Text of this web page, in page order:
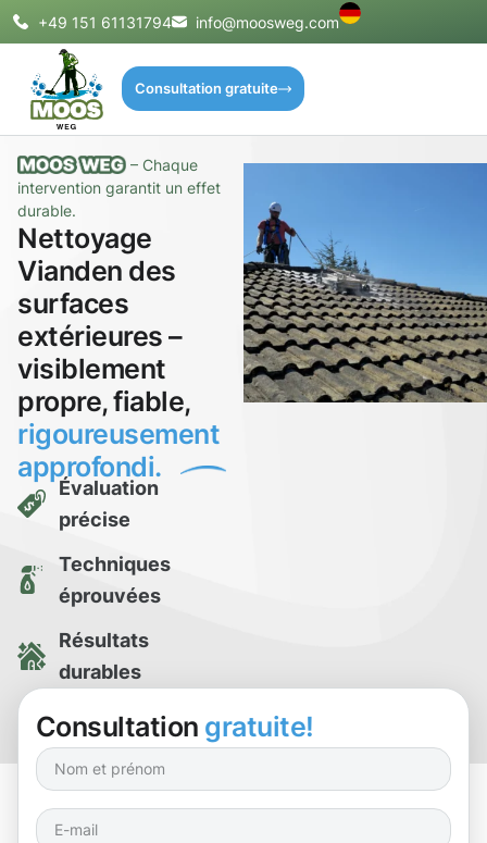
+49 151 61131794 info@moosweg.com
Consultation gratuite
– Chaque
intervention garantit un effet
durable.
Nettoyage
Vianden des
surfaces
extérieures –
visiblement
propre, fiable,
rigoureusement
approfondi.
Évaluation
précise
Techniques
éprouvées
Résultats
durables
Essai de
nettoyage gratuit
Consultation gratuite!